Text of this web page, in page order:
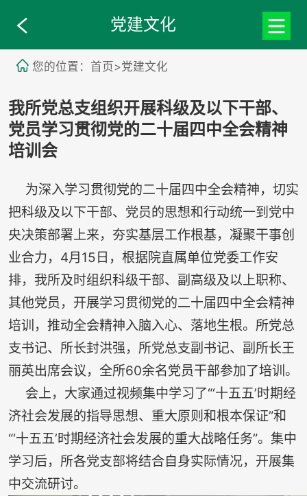
党建文化
您的位置：首页>党建文化
我所党总支组织开展科级及以下干部、
党员学习贯彻党的二十届四中全会精神
培训会
为深入学习贯彻党的二十届四中全会精神，切实
把科级及以下干部、党员的思想和行动统一到党中
央决策部署上来，夯实基层工作根基，凝聚干事创
业合力，4月15日，根据院直属单位党委工作安
排，我所及时组织科级干部、副高级及以上职称、
其他党员，开展学习贯彻党的二十届四中全会精神
培训，推动全会精神入脑入心、落地生根。所党总
支书记、所长封洪强，所党总支副书记、副所长王
丽英出席会议，全所60余名党员干部参加了培训。
会上，大家通过视频集中学习了“‘十五五’时期经
济社会发展的指导思想、重大原则和根本保证”和
“‘十五五’时期经济社会发展的重大战略任务”。集中
学习后，所各党支部将结合自身实际情况，开展集
中交流研讨。